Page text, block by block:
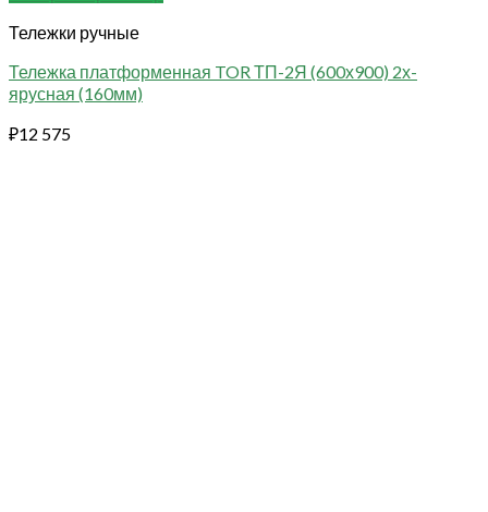
Тележки ручные
Тележка платформенная TOR ТП-2Я (600х900) 2х-
ярусная (160мм)
₽12 575